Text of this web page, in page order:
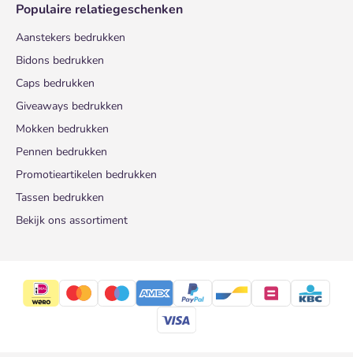
Populaire relatiegeschenken
Aanstekers bedrukken
Bidons bedrukken
Caps bedrukken
Giveaways bedrukken
Mokken bedrukken
Pennen bedrukken
Promotieartikelen bedrukken
Tassen bedrukken
Bekijk ons assortiment